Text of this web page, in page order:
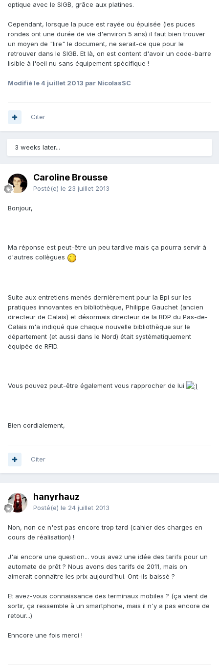
optique avec le SIGB, grâce aux platines.
Cependant, lorsque la puce est rayée ou épuisée (les puces
rondes ont une durée de vie d'environ 5 ans) il faut bien trouver
un moyen de "lire" le document, ne serait-ce que pour le
retrouver dans le SIGB. Et là, on est content d'avoir un code-barre
lisible à l'oeil nu sans équipement spécifique !
Modifié le 4 juillet 2013 par NicolasSC
Citer
3 weeks later...
Caroline Brousse
Posté(e) le 23 juillet 2013
Bonjour,
Ma réponse est peut-être un peu tardive mais ça pourra servir à
d'autres collègues
Suite aux entretiens menés dernièrement pour la Bpi sur les
pratiques innovantes en bibliothèque, Philippe Gauchet (ancien
directeur de Calais) et désormais directeur de la BDP du Pas-de-
Calais m'a indiqué que chaque nouvelle bibliothèque sur le
département (et aussi dans le Nord) était systématiquement
équipée de RFID.
Vous pouvez peut-être également vous rapprocher de lui
Bien cordialement,
Citer
hanyrhauz
Posté(e) le 24 juillet 2013
Non, non ce n'est pas encore trop tard (cahier des charges en
cours de réalisation) !
J'ai encore une question... vous avez une idée des tarifs pour un
automate de prêt ? Nous avons des tarifs de 2011, mais on
aimerait connaître les prix aujourd'hui. Ont-ils baissé ?
Et avez-vous connaissance des terminaux mobiles ? (ça vient de
sortir, ça ressemble à un smartphone, mais il n'y a pas encore de
retour...)
Enncore une fois merci !